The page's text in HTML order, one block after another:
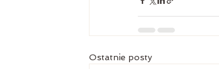
Ostatnie posty